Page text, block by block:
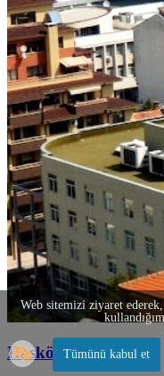
Hasköy
Web sitemizi ziyaret
Tümünü kabul et